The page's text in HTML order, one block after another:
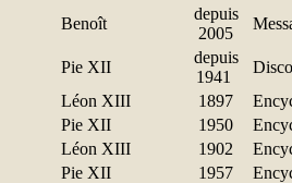
Benoît
depuis
2005
Pie XII
depuis
1941
Léon XIII 1897
Pie XII 1950
Léon XIII 1902
Pie XII 1957